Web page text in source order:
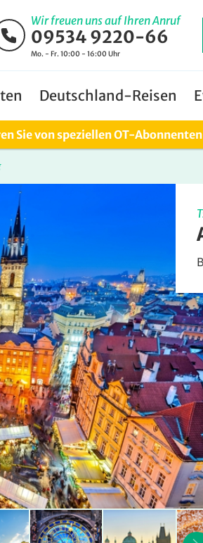
Wir freuen uns auf Ihren Anruf
09534 9220-66
Mo. - Fr. 10:00 - 16:00 Uhr
Deutschland-Reisen
Sie von speziellen OT-